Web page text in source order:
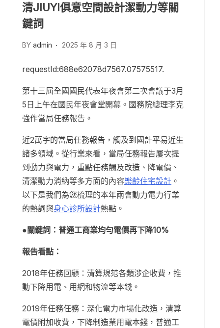
清JIUYI俱意空間設計潔動力等關
鍵詞
BY admin 2025 年 8 月 3 日
requestId:688e62078d7567.07575517.
第十三屆全國國民代表年夜會第二次會議于3月
5日上午在國民年夜會堂開幕。國務院總理李克
強作當局任務報告。
近2萬字的當局任務報告，觸及到國計平易近生
諸多領域。從行業來看，當局任務報告屢次提
到動力與電力，重點任務觸及改造、降電價、
清潔動力消納等多方面的內容樂齡住宅設計 。
以下是我們為您梳理的本年兩會動力電力行業
的熱詞與身心診所設計熱點。
●關鍵詞：普通工商業均勻電價再下降10%
報告看點：
2018年任務回顧：清算規范各類涉企收費，推
動下降用電、用網和物流等本錢。
2019年任務任務：深化電力市場化改造，清算
電價附加收費，下降制造業用電本錢，普通工